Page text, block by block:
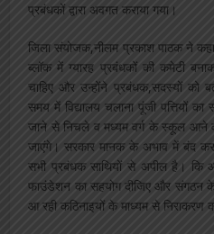
प्रबंधकों द्वारा अवगत कराया गया।
जिला संयोजक,नीलम प्रकाश पाठक ने
ब्लॉक में ग्यारह प्रबंधकों की कमेटी
चाहिए और उन्होंने प्रबंधक,सदस्यों को
समय में विद्यालय चलाना पूंजी पत्तियों का
जाने से निचले व मध्यम वर्ग के स्कूल आने
जाएंगे। सरकार मानक के अभाव में बंद
सभी प्रबंधक साथियों से अपील है।
फाउंडेशन का सहयोग दीजिए और संगठन
आ रही कठिनाइयों के माध्यम से निराकरण